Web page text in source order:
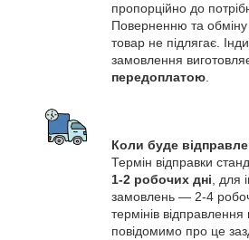
пропорційно до
Поверненню та
товар не підлягає.
замовлення
передоплатою.
Коли буде
Термін відправки
1-2 робочих дні, для
замовлень — 2-4
термінів
повідомимо про це